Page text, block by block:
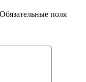
Обязательные поля